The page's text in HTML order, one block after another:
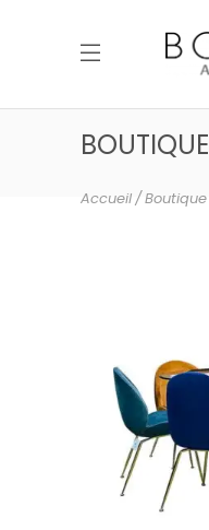
BOUTIQUE
Accueil Boutique